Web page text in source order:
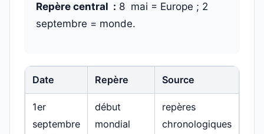
Repère central : 8 mai = Europe ; 2
septembre = monde.
Date Repère Source
1er
septembre
début
mondial
repères
chronologiques